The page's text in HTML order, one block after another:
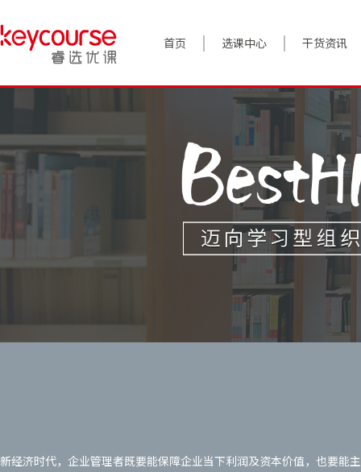
首页 选课中心 干货资讯
案例实践
对话高管
政策前沿
答疑精选
睿选视角
新经济时代，企业管理者既要能保障企业当下利润及资本价值，也要能